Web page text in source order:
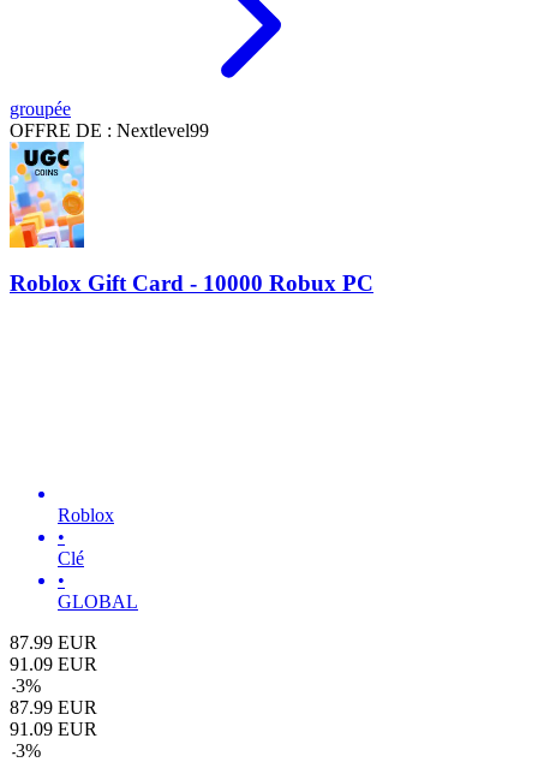
groupée
OFFRE DE : Nextlevel99
Roblox Gift Card - 10000 Robux PC
Roblox
•
Clé
•
GLOBAL
87.99 EUR
91.09 EUR
-3%
87.99 EUR
91.09 EUR
-3%